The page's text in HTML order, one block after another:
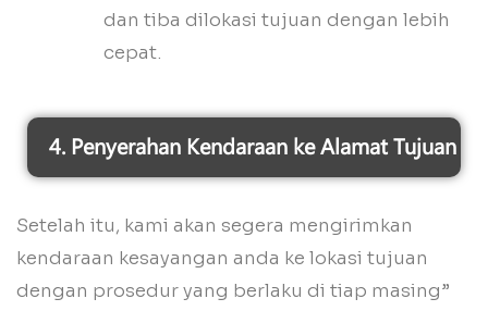
dan tiba dilokasi tujuan dengan lebih
cepat.
4. Penyerahan Kendaraan ke Alamat Tujuan
Setelah itu, kami akan segera mengirimkan
kendaraan kesayangan anda ke lokasi tujuan
dengan prosedur yang berlaku di tiap masing”